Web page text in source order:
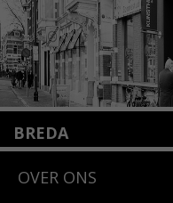
BREDA
4818 SB Breda
OVER ONS